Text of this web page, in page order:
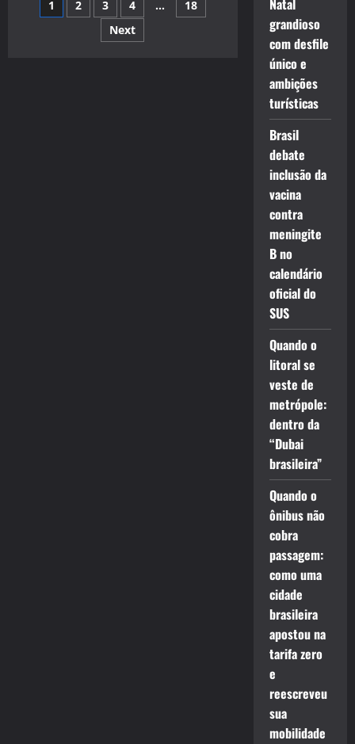
ameaças
e
vidente
avisou:
Navegação
1 2 3 4 …
18
Next
Natal
grandioso
com desfile
único e
ambições
turísticas
Brasil
debate
inclusão da
vacina
contra
meningite
B no
calendário
oficial do
SUS
Quando o
litoral se
veste de
metrópole:
dentro da
“Dubai
brasileira”
Quando o
ônibus não
cobra
passagem:
como uma
cidade
brasileira
apostou na
tarifa zero
e
reescreveu
sua
mobilidade